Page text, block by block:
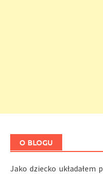
O BLOGU
Jako dziecko układałem